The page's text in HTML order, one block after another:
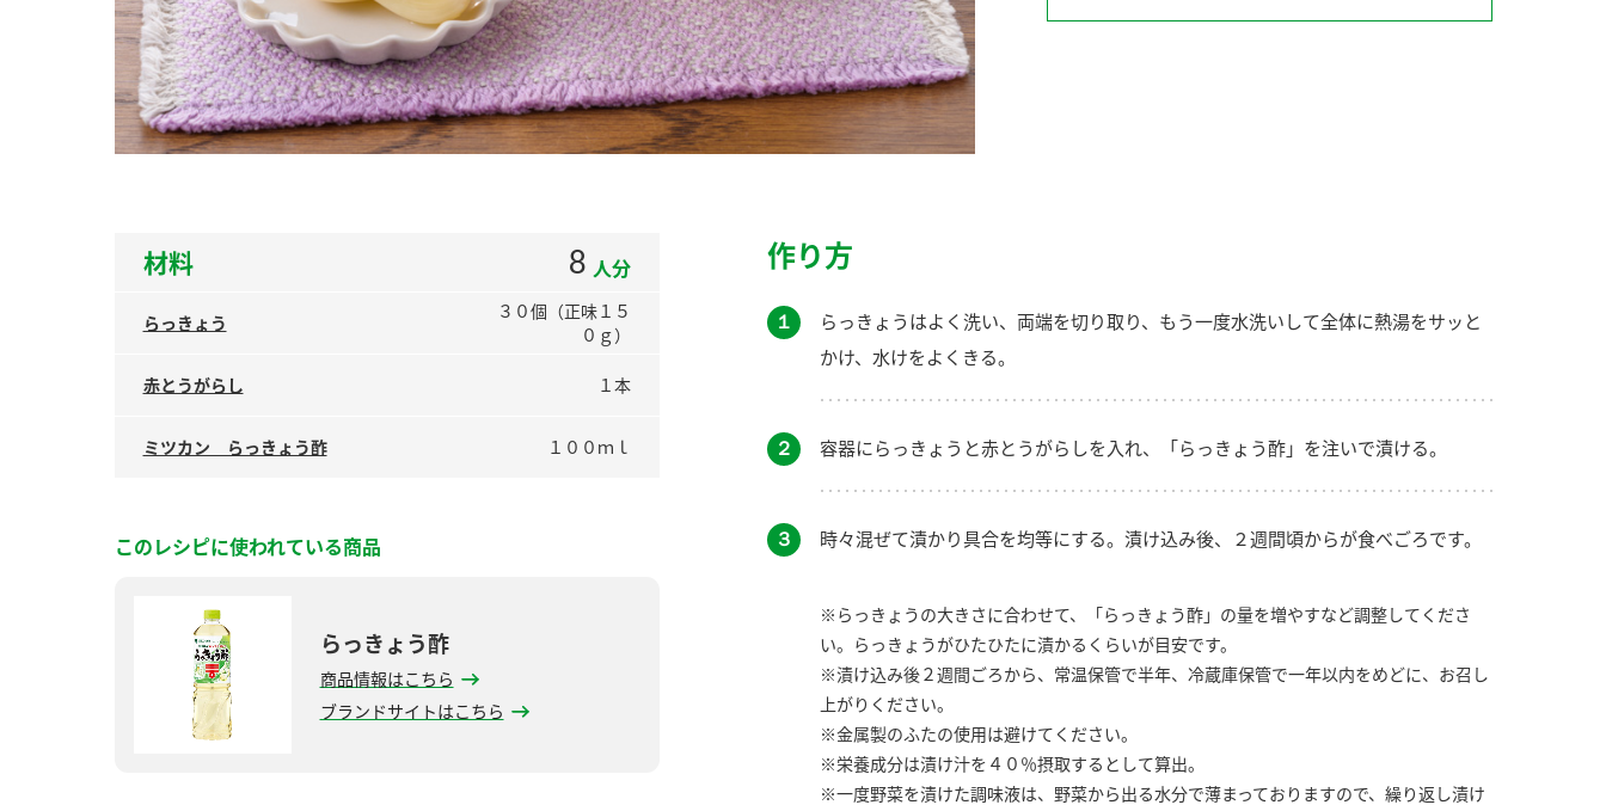
材料 8 人分
らっきょう
３０個（正味１５
０ｇ）
赤とうがらし １本
ミツカン らっきょう酢 １００ｍｌ
このレシピに使われている商品
らっきょう酢
商品情報はこちら
ブランドサイトはこちら
作り方
１
らっきょうはよく洗い、両端を切り取り、もう一度水洗いして全体に熱湯をサッと
かけ、水けをよくきる。
２ 容器にらっきょうと赤とうがらしを入れ、「らっきょう酢」を注いで漬ける。
３ 時々混ぜて漬かり具合を均等にする。漬け込み後、２週間頃からが食べごろです。
※らっきょうの大きさに合わせて、「らっきょう酢」の量を増やすなど調整してくださ
い。らっきょうがひたひたに漬かるくらいが目安です。
※漬け込み後２週間ごろから、常温保管で半年、冷蔵庫保管で一年以内をめどに、お召し
上がりください。
※金属製のふたの使用は避けてください。
※栄養成分は漬け汁を４０％摂取するとして算出。
※一度野菜を漬けた調味液は、野菜から出る水分で薄まっておりますので、繰り返し漬け